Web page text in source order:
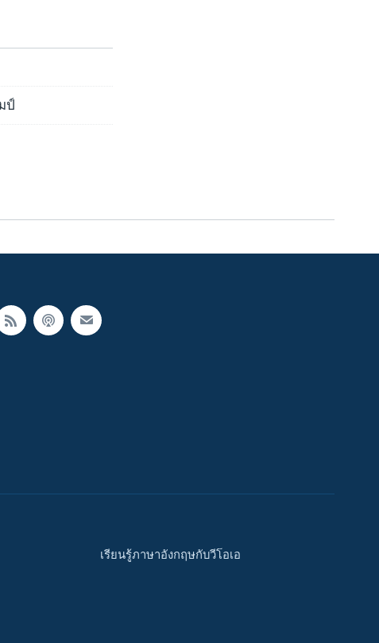
ป์
เรียนรู้ภาษาอังกฤษกับวีโอเอ